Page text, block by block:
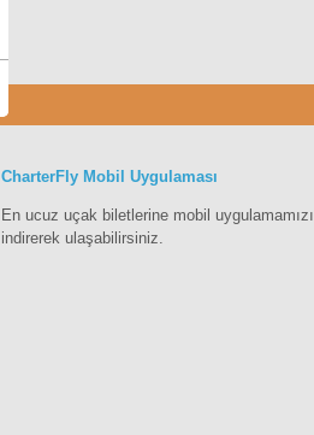
CharterFly Mobil Uygulaması
En ucuz uçak biletlerine mobil uygulamamızı
indirerek ulaşabilirsiniz.